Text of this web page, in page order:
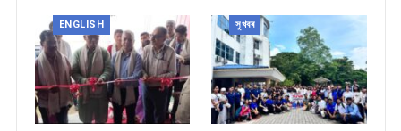
ENGLISH সুখবৰ